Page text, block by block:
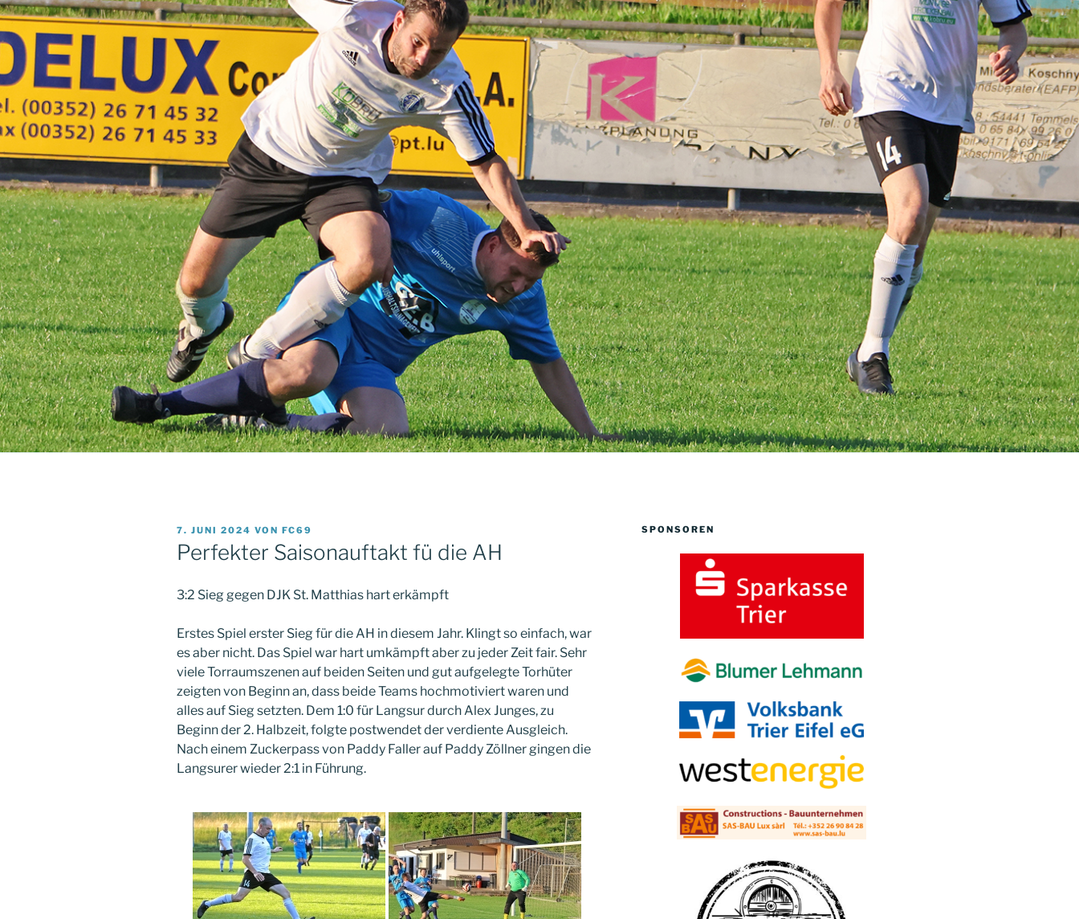
VERÖFFENTLICHT
AM
7. JUNI 2024 VON FC69
Perfekter Saisonauftakt fü die AH
3:2 Sieg gegen DJK St. Matthias hart erkämpft
Erstes Spiel erster Sieg für die AH in diesem Jahr. Klingt so einfach, war
es aber nicht. Das Spiel war hart umkämpft aber zu jeder Zeit fair. Sehr
viele Torraumszenen auf beiden Seiten und gut aufgelegte Torhüter
zeigten von Beginn an, dass beide Teams hochmotiviert waren und
alles auf Sieg setzten. Dem 1:0 für Langsur durch Alex Junges, zu
Beginn der 2. Halbzeit, folgte postwendet der verdiente Ausgleich.
Nach einem Zuckerpass von Paddy Faller auf Paddy Zöllner gingen die
Langsurer wieder 2:1 in Führung.
SPONSOREN